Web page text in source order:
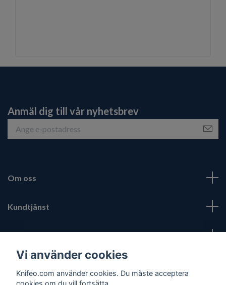
Anmäl dig till vår nyhetsbrev
Om oss
Kundtjänst
Fotmeny
Vi använder cookies
Knifeo.com använder cookies. Du måste acceptera
cookies om du vill fortsätta.